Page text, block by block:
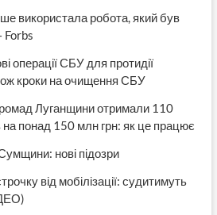
використала робота, який був
Forbs
операції СБУ для протидії
кроки на очищення СБУ
Луганщини отримали 110
на понад 150 млн грн: як це працює
нові підозри
від мобілізації: судитимуть